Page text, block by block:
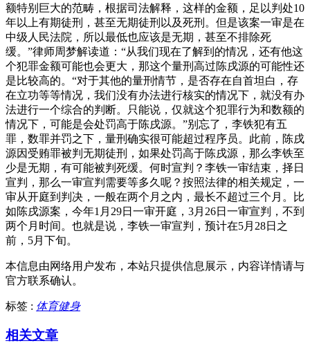
额特别巨大的范畴，根据司法解释，这样的金额，足以判处10
年以上有期徒刑，甚至无期徒刑以及死刑。但是该案一审是在
中级人民法院，所以最低也应该是无期，甚至不排除死
缓。”律师周梦解读道：“从我们现在了解到的情况，还有他这
个犯罪金额可能也会更大，那这个量刑高过陈戌源的可能性还
是比较高的。“对于其他的量刑情节，是否存在自首坦白，存
在立功等等情况，我们没有办法进行核实的情况下，就没有办
法进行一个综合的判断。只能说，仅就这个犯罪行为和数额的
情况下，可能是会处罚高于陈戌源。”别忘了，李铁犯有五
罪，数罪并罚之下，量刑确实很可能超过程序员。此前，陈戌
源因受贿罪被判无期徒刑，如果处罚高于陈戌源，那么李铁至
少是无期，有可能被判死缓。何时宣判？李铁一审结束，择日
宣判，那么一审宣判需要等多久呢？按照法律的相关规定，一
审从开庭到判决，一般在两个月之内，最长不超过三个月。比
如陈戌源案，今年1月29日一审开庭，3月26日一审宣判，不到
两个月时间。也就是说，李铁一审宣判，预计在5月28日之
前，5月下旬。
本信息由网络用户发布， 本站只提供信息展示，内容详情请与
官方联系确认。
标签 : 体育健身
相关文章